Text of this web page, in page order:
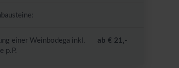
einer Weinbodega inkl.
p.P.
ab € 21,-